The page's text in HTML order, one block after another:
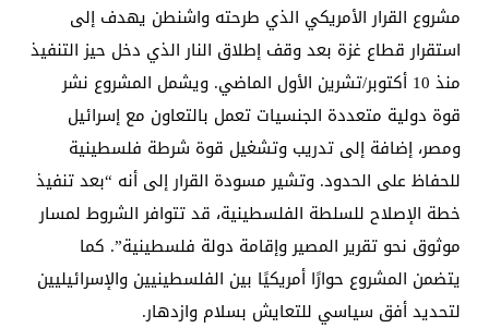
مشروع القرار الأمريكي الذي طرحته واشنطن يهدف إلى
استقرار قطاع غزة بعد وقف إطلاق النار الذي دخل حيز التنفيذ
منذ 10 أكتوبر/تشرين الأول الماضي. ويشمل المشروع نشر
قوة دولية متعددة الجنسيات تعمل بالتعاون مع إسرائيل
ومصر، إضافة إلى تدريب وتشغيل قوة شرطة فلسطينية
للحفاظ على الحدود. وتشير مسودة القرار إلى أنه “بعد تنفيذ
خطة الإصلاح للسلطة الفلسطينية، قد تتوافر الشروط لمسار
موثوق نحو تقرير المصير وإقامة دولة فلسطينية”. كما
يتضمن المشروع حوارًا أمريكيًا بين الفلسطينيين والإسرائيليين
لتحديد أفق سياسي للتعايش بسلام وازدهار.